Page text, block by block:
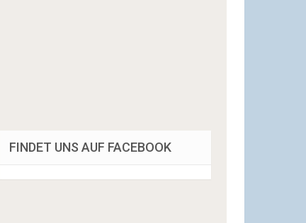
FINDET UNS AUF FACEBOOK